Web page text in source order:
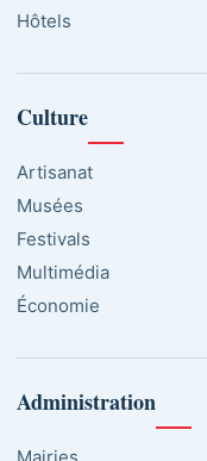
Hôtels
Culture
Artisanat
Musées
Festivals
Multimédia
Économie
Administration
Mairies